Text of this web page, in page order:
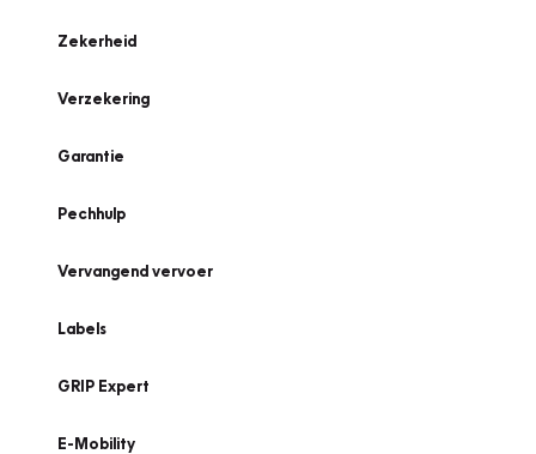
Zekerheid
Verzekering
Garantie
Pechhulp
Vervangend vervoer
Labels
GRIP Expert
E-Mobility